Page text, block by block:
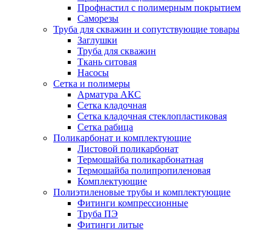
Профнастил с полимерным покрытием
Саморезы
Труба для скважин и сопутствующие товары
Заглушки
Труба для скважин
Ткань ситовая
Насосы
Сетка и полимеры
Арматура АКС
Сетка кладочная
Сетка кладочная стеклопластиковая
Сетка рабица
Поликарбонат и комплектующие
Листовой поликарбонат
Термошайба поликарбонатная
Термошайба полипропиленовая
Комплектующие
Полиэтиленовые трубы и комплектующие
Фитинги компрессионные
Труба ПЭ
Фитинги литые